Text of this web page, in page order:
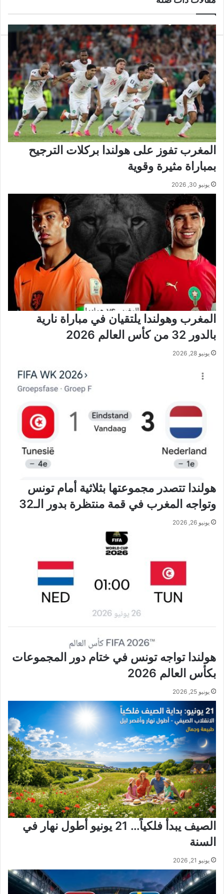
المغرب تفوز على هولندا بركلات الترجيح
بمباراة مثيرة وقوية
يونيو 30, 2026
المغرب وهولندا يلتقيان في مباراة نارية
بالدور 32 من كأس العالم 2026
يونيو 28, 2026
هولندا تتصدر مجموعتها بثلاثية أمام تونس
وتواجه المغرب في قمة منتظرة بدور الـ32
يونيو 26, 2026
هولندا تواجه تونس في ختام دور المجموعات
بكأس العالم 2026
يونيو 25, 2026
الصيف يبدأ فلكياً… 21 يونيو أطول نهار في
السنة
يونيو 21, 2026